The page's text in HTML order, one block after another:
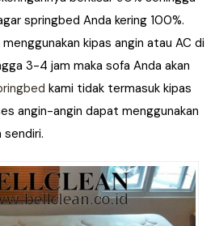
springbed Anda kering 100%.
kipas angin atau AC di
3-4 jam maka sofa Anda akan
kami tidak termasuk kipas
angin-angin dapat menggunakan
sendiri.